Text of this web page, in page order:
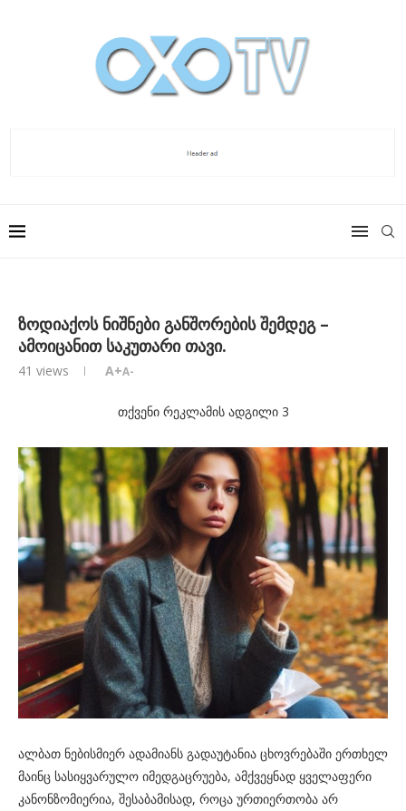
ზოდიაქოს ნიშნები განშორების შემდეგ –
ამოიცანით საკუთარი თავი.
41 views A+A-
თქვენი რეკლამის ადგილი 3
ალბათ ნებისმიერ ადამიანს გადაუტანია ცხოვრებაში ერთხელ
მაინც სასიყვარულო იმედგაცრუება, ამქვეყნად ყველაფერი
კანონზომიერია, შესაბამისად, როცა ურთიერთობა არ